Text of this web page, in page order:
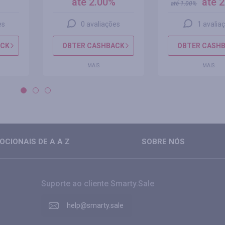
0 avaliações
OBTER CASHBACK
MAIS
até1.00%
1
OBTER
MAIS
DE A A Z SOBRE NÓS
Suporte ao cliente Smarty.Sale
help@smarty.sale